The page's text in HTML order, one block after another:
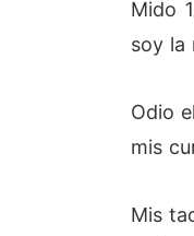
Mido
soy la
Odio
mis
Mis